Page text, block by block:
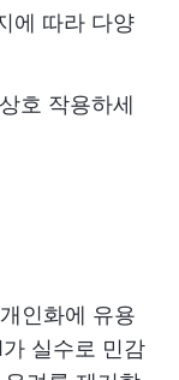
에 따라 다양
호 작용하세
인화에 유용
실수로 민감